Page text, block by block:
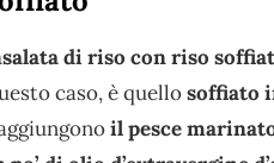
di riso con riso
caso, è quellosoffiato
il pesce